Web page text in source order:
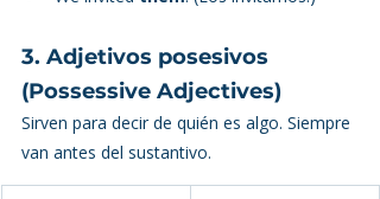
3. Adjetivos posesivos
(Possessive Adjectives)
Sirven para decir de quién es algo. Siempre
van antes del sustantivo.